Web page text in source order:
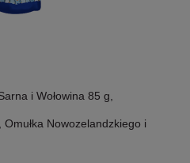
i Wołowina 85 g,
Nowozelandzkiego i